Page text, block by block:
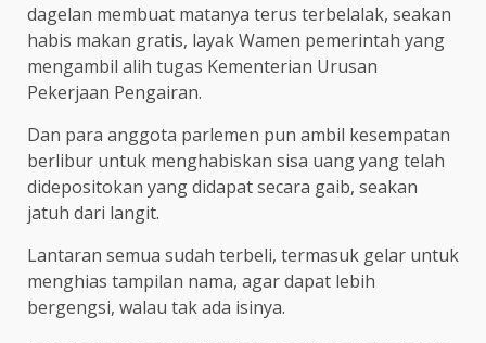
dagelan membuat matanya terus terbelalak, seakan
habis makan gratis, layak Wamen pemerintah yang
mengambil alih tugas Kementerian Urusan
Pekerjaan Pengairan.
Dan para anggota parlemen pun ambil kesempatan
berlibur untuk menghabiskan sisa uang yang telah
didepositokan yang didapat secara gaib, seakan
jatuh dari langit.
Lantaran semua sudah terbeli, termasuk gelar untuk
menghias tampilan nama, agar dapat lebih
bergengsi, walau tak ada isinya.